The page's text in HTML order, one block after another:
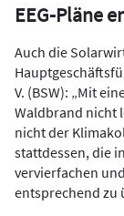
EEG-Pläne
Auch die
V. (BSW): „Mit
Waldbrand nicht
nicht der
stattdessen, die
vervierfachen
entsprechend zu